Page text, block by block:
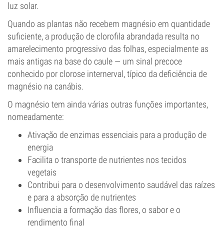
luz solar.
Quando as plantas não recebem magnésio em quantidade
suficiente, a produção de clorofila abrandada resulta no
amarelecimento progressivo das folhas, especialmente as
mais antigas na base do caule — um sinal precoce
conhecido por clorose internerval, típico da deficiência de
magnésio na canábis.
O magnésio tem ainda várias outras funções importantes,
nomeadamente:
Ativação de enzimas essenciais para a produção de
energia
Facilita o transporte de nutrientes nos tecidos
vegetais
Contribui para o desenvolvimento saudável das raízes
e para a absorção de nutrientes
Influencia a formação das flores, o sabor e o
rendimento final